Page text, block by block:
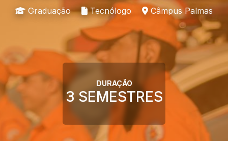
Graduação Tecnólogo Câmpus Palmas
DURAÇÃO
3 SEMESTRES